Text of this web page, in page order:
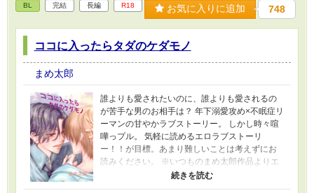
BL 完結 長編 R18 お気に入りに追加 748
ココに入ったらタダのケダモノ
まめ太郎
誰よりも愛されたいのに、誰よりも愛されるの
が苦手な男のお相手は？ 年下溺愛攻め×不眠症リ
ーマンの甘やかラブストーリー。 しかし時々喧
嘩っプル。 気軽に読めるエロラブストーリ
ー！！が目標。あまり難しいことは考えずにお
読みください。 ※いつものまめ太郎作品よりエ
ロが濃厚ですので、苦手な方はご注意くださ